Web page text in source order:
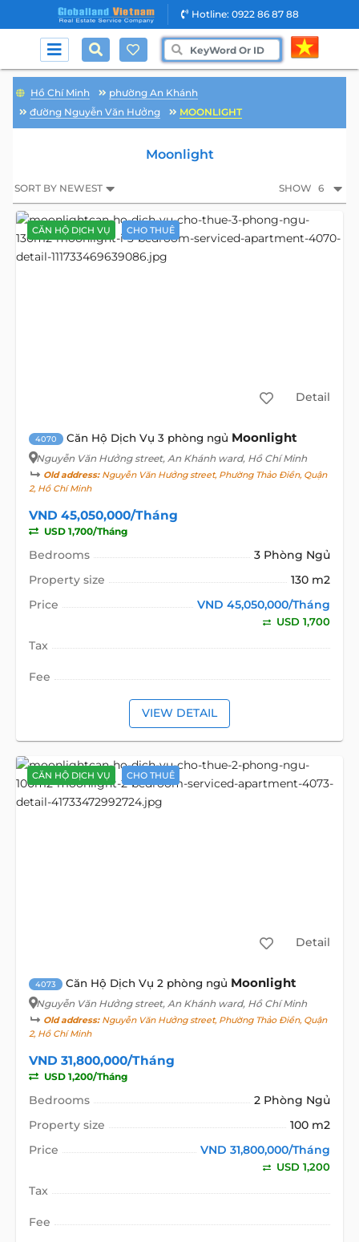
Hotline: 0922 86 87 88
Hồ Chí Minh
phường An Khánh
đường Nguyễn Văn Hưởng
MOONLIGHT
Moonlight
SORT BY NEWEST SHOW 6
CĂN HỘ DỊCH VỤ CHO THUÊ
Detail
4070 Căn Hộ Dịch Vụ 3 phòng ngủ Moonlight
Nguyễn Văn Hưởng street, An Khánh ward, Hồ Chí Minh
Old address:Nguyễn Văn Hưởng street, Phường Thảo Điền, Quận
2, Hồ Chí Minh
VND 45,050,000/Tháng
USD 1,700/Tháng
Bedrooms
3 Phòng Ngủ
Property size
130 m2
Price
VND 45,050,000/Tháng
USD 1,700
Tax
Fee
VIEW DETAIL
CĂN HỘ DỊCH VỤ CHO THUÊ
Detail
4073 Căn Hộ Dịch Vụ 2 phòng ngủ Moonlight
Nguyễn Văn Hưởng street, An Khánh ward, Hồ Chí Minh
Old address:Nguyễn Văn Hưởng street, Phường Thảo Điền, Quận
2, Hồ Chí Minh
VND 31,800,000/Tháng
USD 1,200/Tháng
Bedrooms
2 Phòng Ngủ
Property size
100 m2
Price
VND 31,800,000/Tháng
USD 1,200
Tax
Fee